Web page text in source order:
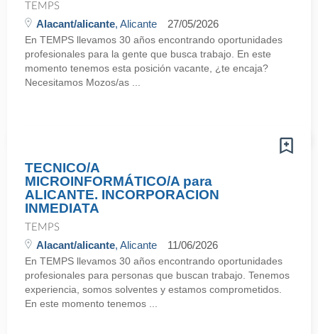
TEMPS
Alacant/alicante, Alicante 27/05/2026
En TEMPS llevamos 30 años encontrando oportunidades
profesionales para la gente que busca trabajo. En este
momento tenemos esta posición vacante, ¿te encaja?
Necesitamos Mozos/as ...
TECNICO/A
MICROINFORMÁTICO/A para
ALICANTE. INCORPORACION
INMEDIATA
TEMPS
Alacant/alicante, Alicante 11/06/2026
En TEMPS llevamos 30 años encontrando oportunidades
profesionales para personas que buscan trabajo. Tenemos
experiencia, somos solventes y estamos comprometidos.
En este momento tenemos ...